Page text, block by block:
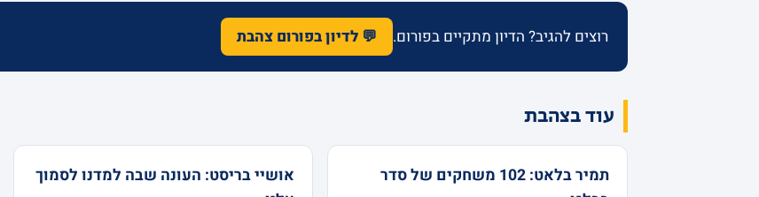
רוצים להגיב? הדיון מתקיים בפורום. 💬 לדיון בפורום צהבת
עוד בצהבת
תמיר בלאט: 102 משחקים של סדר
אושיי בריסט: העונה שבה למדנו לסמוך